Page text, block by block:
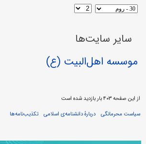
سایر سایت‌ها
موسسه اهل‌البیت (ع)
از این صفحه ۴۰۳ بار بازدید شده است
سیاست محرمانگی
دربارهٔ دانشنامه‌ی اسلامی تکذیب‌نامه‌ها